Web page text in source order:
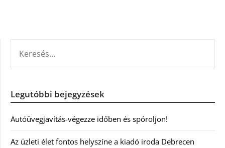
Legutóbbi bejegyzések
Autóüvegjavítás-végezze időben és spóroljon!
Az üzleti élet fontos helyszíne a kiadó iroda Debrecen